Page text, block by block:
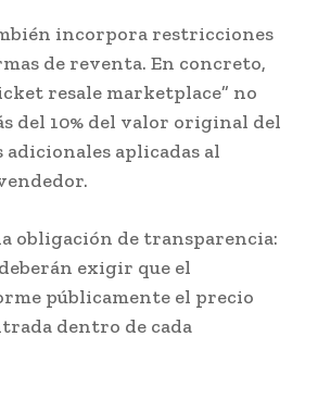
incorpora restricciones
de reventa. En concreto,
resale marketplace” no
del 10% del valor original del
aplicadas al
obligación de transparencia:
exigir que el
públicamente el precio
dentro de cada